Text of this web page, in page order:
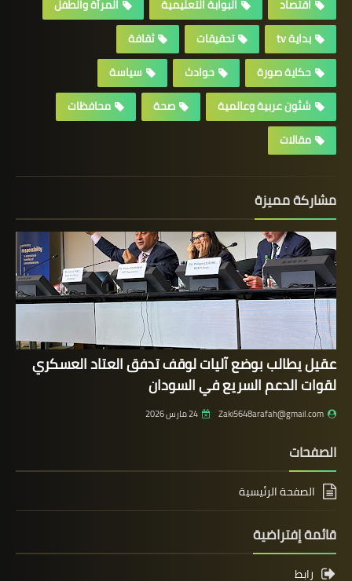
اقتصاد
البوابة التعليمية
المرأة والطفل
بداية tv
تحقيقات
ثقافة
حكاية صورة
حوادث
سياسة
شئون عربية وعالمية
صحة
محافظات
مقالات
مشاركة مميزة
عقيل يطالب بوضع آليات لوقف تدفق العتاد العسكري
لقوات الدعم السريع في السودان
Zaki5648arafah@gmail.com 24 مارس 2026
الصفحات
الصفحة الرئيسية
قائمة إفتراضية
رابط